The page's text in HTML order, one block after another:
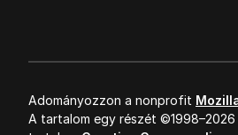
Adományozzon a nonprofit
A tartalom egy részét